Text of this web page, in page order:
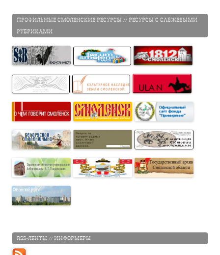
ПРОФИЛЬНЫЕ СМОЛЕНСКИЕ РЕСУРСЫ // РЕСУРСЫ С САБЖЕВЫМИ
РУБРИКАМИ
RSS-ЛЕНТЫ // ИНФОРМЕРЫ